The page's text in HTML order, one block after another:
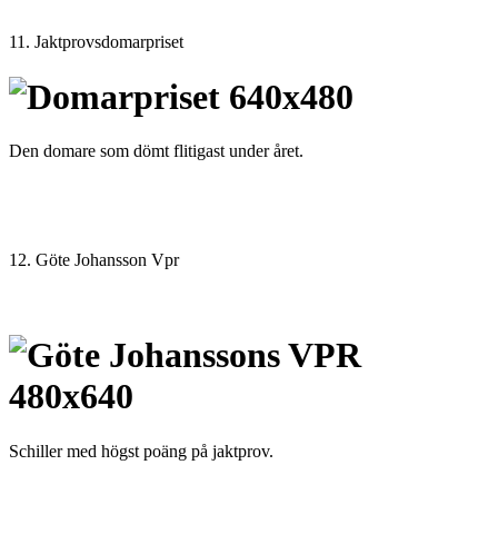
11. Jaktprovsdomarpriset
Den domare som dömt flitigast under året.
12. Göte Johansson Vpr
Schiller med högst poäng på jaktprov.